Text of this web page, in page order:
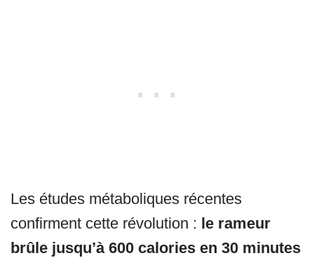
Les études métaboliques récentes
confirment cette révolution : le rameur
brûle jusqu’à 600 calories en 30 minutes